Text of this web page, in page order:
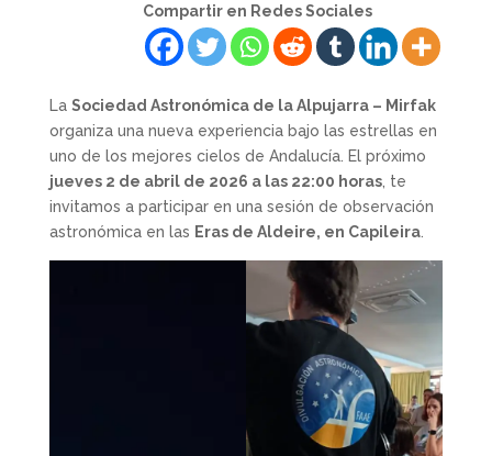
Compartir en Redes Sociales
La Sociedad Astronómica de la Alpujarra – Mirfak
organiza una nueva experiencia bajo las estrellas en
uno de los mejores cielos de Andalucía. El próximo
jueves 2 de abril de 2026 a las 22:00 horas, te
invitamos a participar en una sesión de observación
astronómica en las Eras de Aldeire, en Capileira.